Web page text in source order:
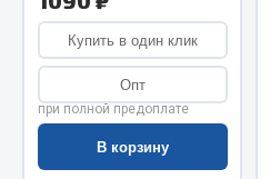
Весь раздел
Цепи подъёмные
Весь раздел
Купить в один клик
Опт
при полной предоплате
В корзину